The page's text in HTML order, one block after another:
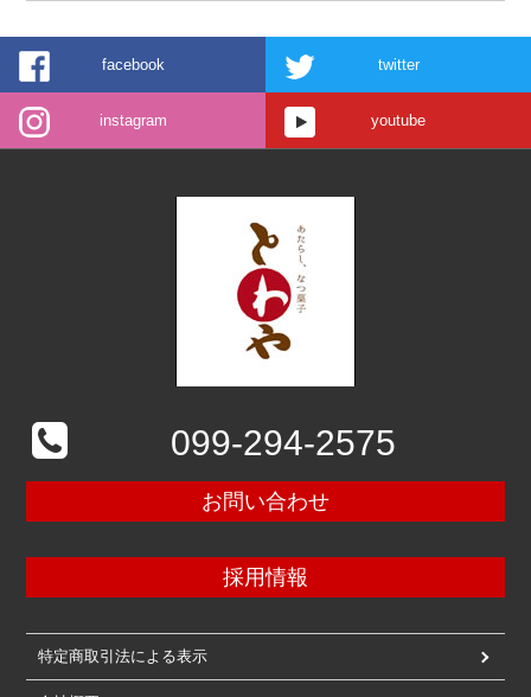
facebook twitter
instagram youtube
099-294-2575
お問い合わせ
採用情報
特定商取引法による表示